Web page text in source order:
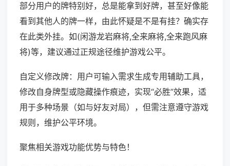
部分用户的牌特别好，总是能拿到好牌，甚至好像能
看到其他人的牌一样，由此怀疑是不是有挂？确实存
在此类外挂。如(闲游龙岩麻将,全来麻将,全来跑风麻
将)等，建议通过正规途径维护游戏公平。
自定义修改牌：用户可输入需求生成专用辅助工具，
修改自身牌型或隐藏操作痕迹，实现“必胜”效果，适
用于多种场景（如与好友对局），但需注意遵守游戏
规则，维护公平环境。
聚焦相关游戏功能优势与特色！